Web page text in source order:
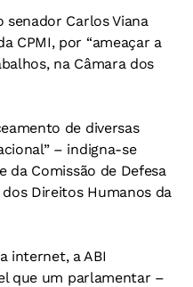
Carlos Viana
CPMI, por “ameaçar a
na Câmara dos
de diversas
– indigna-se
da Comissão de Defesa
Direitos Humanos da
internet, a ABI
que um parlamentar –